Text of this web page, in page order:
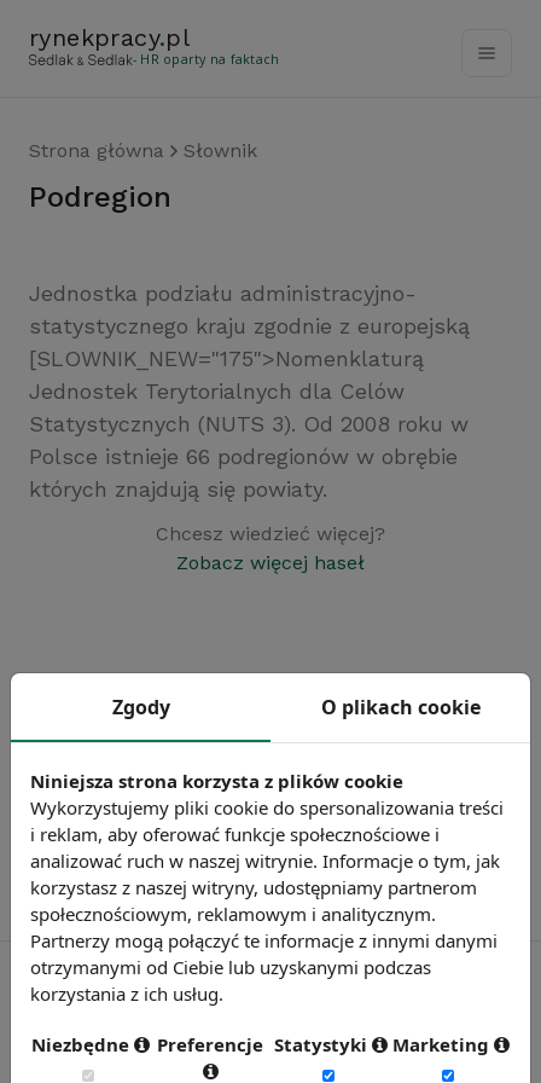
rynekpracy.pl
- HR oparty na faktach
Strona główna Słownik
podregion
Jednostka podziału administracyjno-
statystycznego kraju zgodnie z europejską
[SLOWNIK_NEW="175">Nomenklaturą
Jednostek Terytorialnych dla Celów
Statystycznych (NUTS 3). Od 2008 roku w
Polsce istnieje 66 podregionów w obrębie
których znajdują się powiaty.
Chcesz wiedzieć więcej?
Zobacz więcej haseł
Rynekpracy.pl
sedlak.pl
Zgody O plikach cookie
Niniejsza strona korzysta z plików cookie
Wykorzystujemy pliki cookie do spersonalizowania treści
i reklam, aby oferować funkcje społecznościowe i
analizować ruch w naszej witrynie. Informacje o tym, jak
korzystasz z naszej witryny, udostępniamy partnerom
społecznościowym, reklamowym i analitycznym.
Partnerzy mogą połączyć te informacje z innymi danymi
otrzymanymi od Ciebie lub uzyskanymi podczas
korzystania z ich usług.
Niezbędne Preferencje Statystyki Marketing